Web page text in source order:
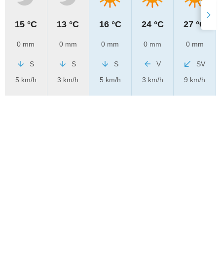
15 °C
0 mm
S
5 km/h
13 °C
0 mm
S
3 km/h
16 °C
0 mm
S
5 km/h
24 °C
0 mm
V
3 km/h
27 °C
0 mm
SV
9 km/h